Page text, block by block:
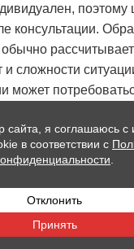
поэтому
консультации.
и сложности
может
текстиля и
именно там часто
предлагает
заранее
и получает полный